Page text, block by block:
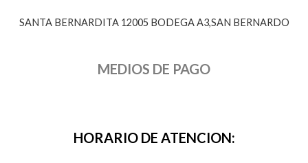
SANTA BERNARDITA 12005 BODEGA A3,SAN BERNARDO
MEDIOS DE PAGO
HORARIO DE ATENCION: